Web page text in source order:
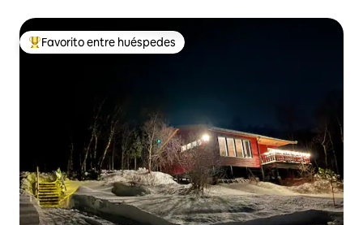
Favorito entre huéspedes preferido
Favorito entre huéspedes